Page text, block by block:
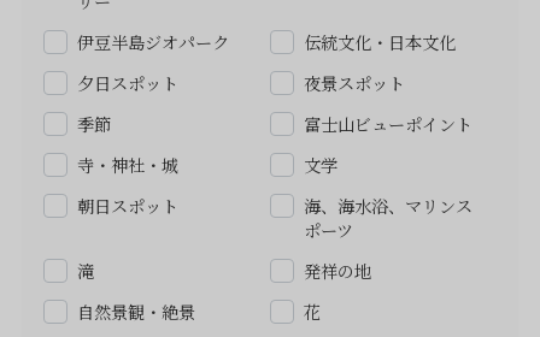
伊豆半島ジオパーク
伝統文化・日本文化
夕日スポット
夜景スポット
季節
富士山ビューポイント
寺・神社・城
文学
朝日スポット
海、海水浴、マリンス
ポーツ
滝
発祥の地
自然景観・絶景
花